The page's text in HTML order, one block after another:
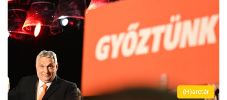
(H)arctér